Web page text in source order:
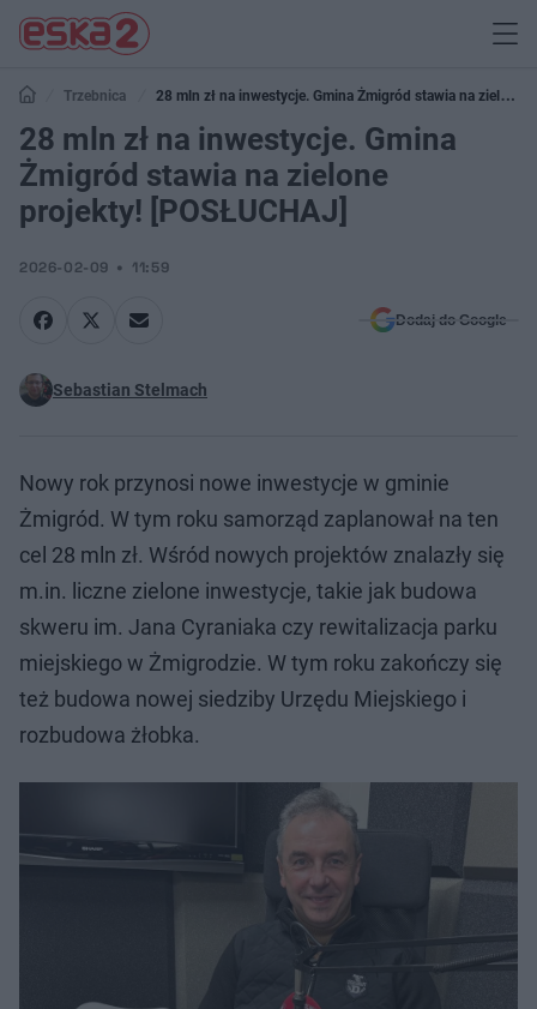
Trzebnica
28 mln zł na inwestycje. Gmina Żmigród stawia na zielone
projekty! [POSŁUCHAJ]
28 mln zł na inwestycje. Gmina
Żmigród stawia na zielone
projekty! [POSŁUCHAJ]
2026-02-09 11:59
Dodaj do Google
Sebastian Stelmach
Nowy rok przynosi nowe inwestycje w gminie
Żmigród. W tym roku samorząd zaplanował na ten
cel 28 mln zł. Wśród nowych projektów znalazły się
m.in. liczne zielone inwestycje, takie jak budowa
skweru im. Jana Cyraniaka czy rewitalizacja parku
miejskiego w Żmigrodzie. W tym roku zakończy się
też budowa nowej siedziby Urzędu Miejskiego i
rozbudowa żłobka.